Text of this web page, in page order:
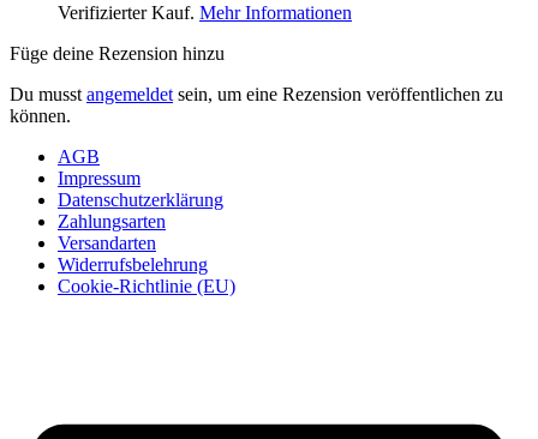
Verifizierter Kauf. Mehr Informationen
Füge deine Rezension hinzu
Du musst angemeldet sein, um eine Rezension veröffentlichen zu
können.
AGB
Impressum
Datenschutzerklärung
Zahlungsarten
Versandarten
Widerrufsbelehrung
Cookie-Richtlinie (EU)